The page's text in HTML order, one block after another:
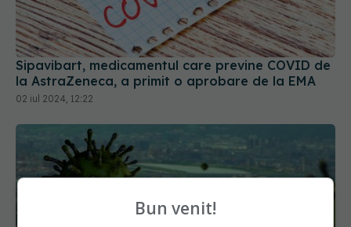
Sipavibart, medicamentul care previne COVID de
la AstraZeneca, a primit o aprobare de la EMA
02 iul 2024, 12:22
Bun venit!